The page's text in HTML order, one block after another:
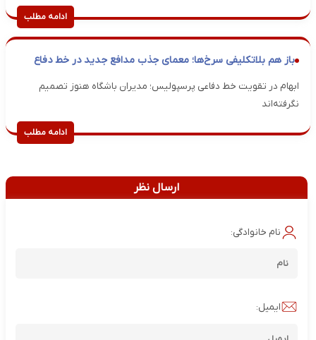
ادامه مطلب
باز هم بلاتکلیفی سرخ‌ها؛ معمای جذب مدافع جدید در خط دفاع
ابهام در تقویت خط دفاعی پرسپولیس؛ مدیران باشگاه هنوز تصمیم
نگرفته‌اند
ادامه مطلب
ارسال نظر
نام خانوادگی:
ایمیل: